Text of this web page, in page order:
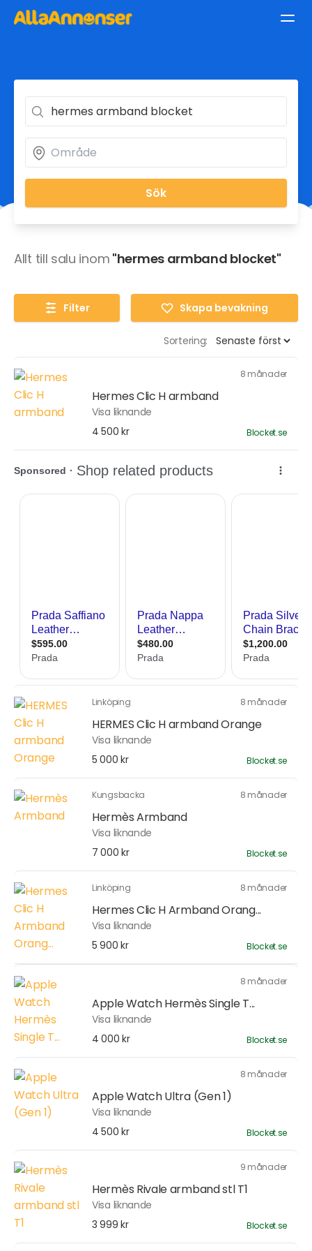
Sök
Allt till salu inom "hermes armband blocket"
Filter Skapa bevakning
Sortering:
8 månader
Hermes Clic H armband
Visa liknande
4 500 kr
Blocket.se
Linköping 8 månader
HERMES Clic H armband Orange
Visa liknande
5 000 kr
Blocket.se
Kungsbacka 8 månader
Hermès Armband
Visa liknande
7 000 kr
Blocket.se
Linköping 8 månader
Hermes Clic H Armband Orang...
Visa liknande
5 900 kr
Blocket.se
8 månader
Apple Watch Hermès Single T...
Visa liknande
4 000 kr
Blocket.se
8 månader
Apple Watch Ultra (Gen 1)
Visa liknande
4 500 kr
Blocket.se
9 månader
Hermès Rivale armband stl T1
Visa liknande
3 999 kr
Blocket.se